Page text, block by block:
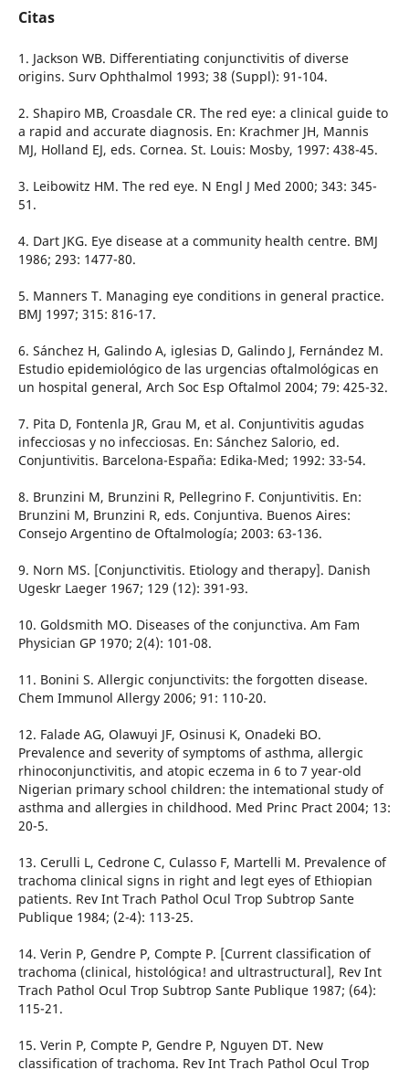
Citas
1. Jackson WB. Differentiating conjunctivitis of diverse
origins. Surv Ophthalmol 1993; 38 (Suppl): 91-104.
2. Shapiro MB, Croasdale CR. The red eye: a clinical guide to
a rapid and accurate diagnosis. En: Krachmer JH, Mannis
MJ, Holland EJ, eds. Cornea. St. Louis: Mosby, 1997: 438-45.
3. Leibowitz HM. The red eye. N Engl J Med 2000; 343: 345-
51.
4. Dart JKG. Eye disease at a community health centre. BMJ
1986; 293: 1477-80.
5. Manners T. Managing eye conditions in general practice.
BMJ 1997; 315: 816-17.
6. Sánchez H, Galindo A, iglesias D, Galindo J, Fernández M.
Estudio epidemiológico de las urgencias oftalmológicas en
un hospital general, Arch Soc Esp Oftalmol 2004; 79: 425-32.
7. Pita D, Fontenla JR, Grau M, et al. Conjuntivitis agudas
infecciosas y no infecciosas. En: Sánchez Salorio, ed.
Conjuntivitis. Barcelona-España: Edika-Med; 1992: 33-54.
8. Brunzini M, Brunzini R, Pellegrino F. Conjuntivitis. En:
Brunzini M, Brunzini R, eds. Conjuntiva. Buenos Aires:
Consejo Argentino de Oftalmología; 2003: 63-136.
9. Norn MS. [Conjunctivitis. Etiology and therapy]. Danish
Ugeskr Laeger 1967; 129 (12): 391-93.
10. Goldsmith MO. Diseases of the conjunctiva. Am Fam
Physician GP 1970; 2(4): 101-08.
11. Bonini S. Allergic conjunctivits: the forgotten disease.
Chem Immunol Allergy 2006; 91: 110-20.
12. Falade AG, Olawuyi JF, Osinusi K, Onadeki BO.
Prevalence and severity of symptoms of asthma, allergic
rhinoconjunctivitis, and atopic eczema in 6 to 7 year-old
Nigerian primary school children: the intemational study of
asthma and allergies in childhood. Med Princ Pract 2004; 13:
20-5.
13. Cerulli L, Cedrone C, Culasso F, Martelli M. Prevalence of
trachoma clinical signs in right and legt eyes of Ethiopian
patients. Rev Int Trach Pathol Ocul Trop Subtrop Sante
Publique 1984; (2-4): 113-25.
14. Verin P, Gendre P, Compte P. [Current classification of
trachoma (clinical, histológica! and ultrastructural], Rev Int
Trach Pathol Ocul Trop Subtrop Sante Publique 1987; (64):
115-21.
15. Verin P, Compte P, Gendre P, Nguyen DT. New
classification of trachoma. Rev Int Trach Pathol Ocul Trop